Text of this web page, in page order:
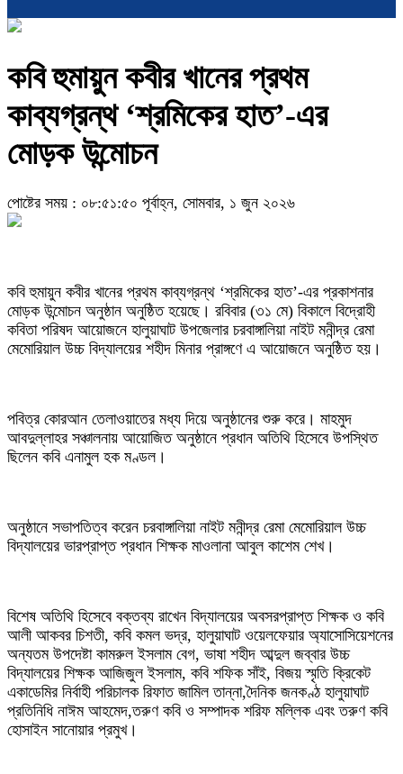
কবি হুমায়ুন কবীর খানের প্রথম
কাব্যগ্রন্থ ‘শ্রমিকের হাত’-এর
মোড়ক উন্মোচন
পোষ্টের সময় : ০৮:৫১:৫০ পূর্বাহ্ন, সোমবার, ১ জুন ২০২৬
কবি হুমায়ুন কবীর খানের প্রথম কাব্যগ্রন্থ ‘শ্রমিকের হাত’-এর প্রকাশনার
মোড়ক উন্মোচন অনুষ্ঠান অনুষ্ঠিত হয়েছে। রবিবার (৩১ মে) বিকালে বিদ্রোহী
কবিতা পরিষদ আয়োজনে হালুয়াঘাট উপজেলার চরবাঙ্গালিয়া নাইট মনীন্দ্র রেমা
মেমোরিয়াল উচ্চ বিদ্যালয়ের শহীদ মিনার প্রাঙ্গণে এ আয়োজনে অনুষ্ঠিত হয়।
পবিত্র কোরআন তেলাওয়াতের মধ্য দিয়ে অনুষ্ঠানের শুরু করে। মাহমুদ
আবদুল্লাহর সঞ্চালনায় আয়োজিত অনুষ্ঠানে প্রধান অতিথি হিসেবে উপস্থিত
ছিলেন কবি এনামুল হক মণ্ডল।
অনুষ্ঠানে সভাপতিত্ব করেন চরবাঙ্গালিয়া নাইট মনীন্দ্র রেমা মেমোরিয়াল উচ্চ
বিদ্যালয়ের ভারপ্রাপ্ত প্রধান শিক্ষক মাওলানা আবুল কাশেম শেখ।
বিশেষ অতিথি হিসেবে বক্তব্য রাখেন বিদ্যালয়ের অবসরপ্রাপ্ত শিক্ষক ও কবি
আলী আকবর চিশতী, কবি কমল ভদ্র, হালুয়াঘাট ওয়েলফেয়ার অ্যাসোসিয়েশনের
অন্যতম উপদেষ্টা কামরুল ইসলাম বেগ, ভাষা শহীদ আব্দুল জব্বার উচ্চ
বিদ্যালয়ের শিক্ষক আজিজুল ইসলাম, কবি শফিক সাঁই, বিজয় স্মৃতি ক্রিকেট
একাডেমির নির্বাহী পরিচালক রিফাত জামিল তান্না,দৈনিক জনকণ্ঠ হালুয়াঘাট
প্রতিনিধি নাঈম আহমেদ,তরুণ কবি ও সম্পাদক শরিফ মল্লিক এবং তরুণ কবি
হোসাইন সানোয়ার প্রমুখ।